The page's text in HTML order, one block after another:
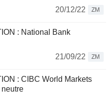
20/12/22
ZM
: National Bank
21/09/22
ZM
: CIBC World Markets